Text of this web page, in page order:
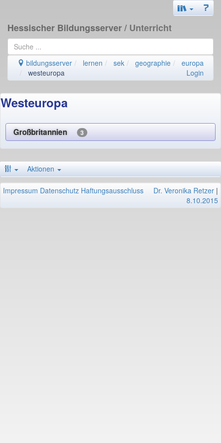
Hessischer Bildungsserver/ Unterricht
bildungsserver lernen sek geographie
europa
westeuropa
Login
Westeuropa
Großbritannien 3
Aktionen
Impressum Datenschutz Haftungsausschluss Dr. Veronika Retzer |
8.10.2015